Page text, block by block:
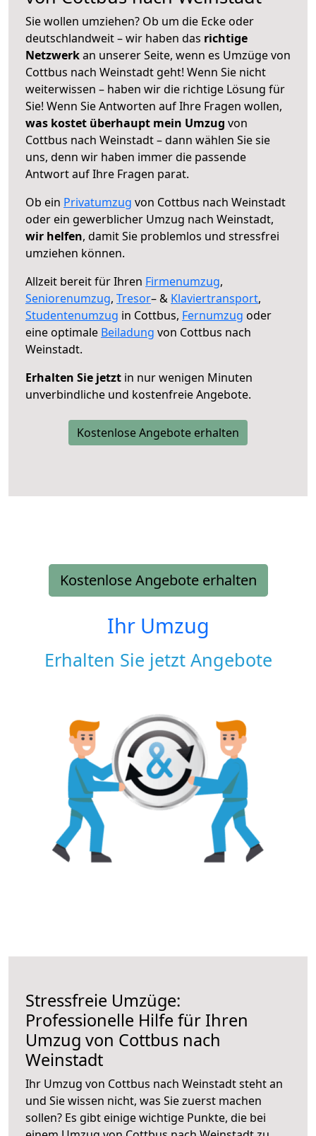
Sie wollen umziehen? Ob um die Ecke oder
deutschlandweit – wir haben das richtige
Netzwerkan unserer Seite, wenn es Umzüge von
Cottbus nach Weinstadt geht! Wenn Sie nicht
weiterwissen – haben wir die richtige Lösung für
Sie! Wenn Sie Antworten auf Ihre Fragen wollen,
was kostet überhaupt mein Umzug von
Cottbus nach Weinstadt – dann wählen Sie sie
uns, denn wir haben immer die passende
Antwort auf Ihre Fragen parat.
Ob ein Privatumzug von Cottbus nach Weinstadt
oder ein gewerblicher Umzug nach Weinstadt,
wir helfen, damit Sie problemlos und stressfrei
umziehen können.
Allzeit bereit für Ihren Firmenumzug,
Seniorenumzug, Tresor– & Klaviertransport,
Studentenumzug in Cottbus, Fernumzug oder
eine optimale Beiladung von Cottbus nach
Weinstadt.
Erhalten Sie jetzt in nur wenigen Minuten
unverbindliche und kostenfreie Angebote.
Kostenlose Angebote erhalten
Kostenlose Angebote erhalten
Ihr Umzug
Erhalten Sie jetzt Angebote
Stressfreie Umzüge:
Professionelle Hilfe für Ihren
Umzug von Cottbus nach
Weinstadt
Ihr Umzug von Cottbus nach Weinstadt steht an
und Sie wissen nicht, was Sie zuerst machen
sollen? Es gibt einige wichtige Punkte, die bei